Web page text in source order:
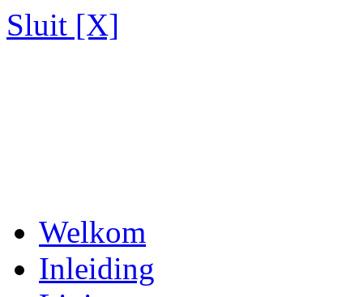
Sluit [X]
Welkom
Inleiding